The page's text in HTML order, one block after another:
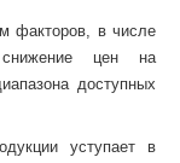
факторов, в числе
снижение цен на
доступных
уступает в